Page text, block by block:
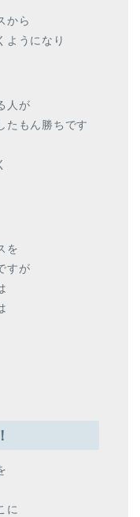
から
ようになり
人が
たもん勝ちです
を
すが
に